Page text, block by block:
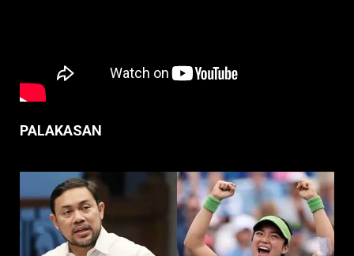
PALAKASAN